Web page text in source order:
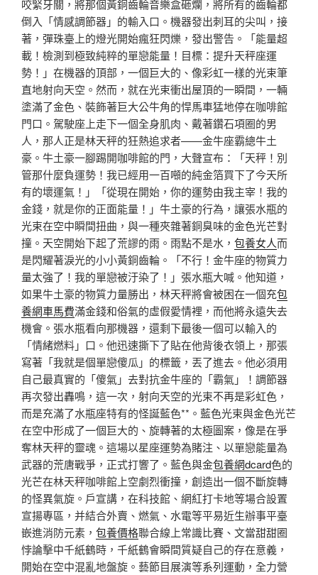
咬緊牙關，將那個黃銅齒輪音樂盒砸爛，將所有的齒輪都
倒入「情感調節器」的輸入口。機器發出刺耳的尖叫，接
著，彈珠臺上的燈光開始瘋狂閃爍，發出警告。「能量超
載！檢測到極致純粹的單戀能量！目標：提升天秤座運
勢！」在機器的頂部，一個巨大的、像彩虹一樣的光束筆
直地射向天空。然而，就在光束衝出屋頂的一瞬間，一輛
塗滿了金色、裝飾著巨大公牛角的悍馬車猛地停在咖啡館
門口。駕駛座上走下一個全身肌肉、戴著鑽石項圈的男
人，那人正是林天秤的狂熱追求者——金牛座霸總牛土
豪。牛土豪一腳踢開咖啡館的門，大聲宣布：「天秤！別
管那什麼負運勢！我已經用一百噸的純金箔買下了今天所
有的壞運氣！」「從現在開始，你的運勢由我主宰！我的
金錢，就是你的正面能量！」牛土豪的行為，讓張水瓶的
光束在空中瞬間扭曲，與一種夾雜著銅臭味的金色光芒對
撞。天空開始下起了荒謬的雨。雨點不是水， 包養女人而
是閃耀著淚光的小小黃銅齒輪。「不行！金牛座的物質力
量太強了！我的單戀被汙染了！」張水瓶大喊。他知道，
如果牛土豪的物質力量勝出，林天秤將會被困在一個充包
養網車馬費滿金錢和俗氣的虛假愛情裡，而他將永遠失去
機會。張水瓶看向那機器，還剩下最後一個可以輸入的
「情緒燃料」口。他迅速撕下了貼在他背後衣領上，那張
寫著「我就是個單戀傻瓜」的標籤，丟了進去。他必須用
自己最真實的「傻氣」去對抗金牛座的「霸氣」！調節器
再次發出轟鳴，這一次，射向天空的光束不再是彩虹色，
而是充滿了水瓶座特有的怪誕藍色**。藍色光束與金色光芒
在空中形成了一個巨大的、旋轉著的太極圖案，像是在爭
奪林天秤的靈魂。這場以星座運勢為賭注、以單戀能量為
武器的荒唐戰爭，正式打響了。藍色與金包養網dcard色的
光芒在林天秤咖啡館上空劇烈衝撞，創造出一個不斷旋轉
的怪異氣旋。戶宣講，在科技館、網紅打卡地等場合設置
宣揚專區，并結合外賣、燃氣、水電等平易近生辦事平臺
嵌進消防元素， 包養價格聯合線上常識比賽、文當甜甜圈
悖論擊中千紙鶴時，千紙鶴會瞬間質疑自己的存在意義，
開始在空中混亂地盤旋。藝節目展演等系列運動，全力營